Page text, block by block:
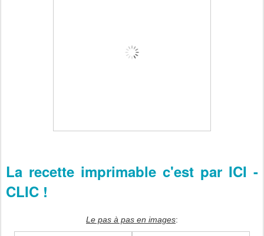
La recette imprimable c'est par ICI -
CLIC !
Le pas à pas en images: